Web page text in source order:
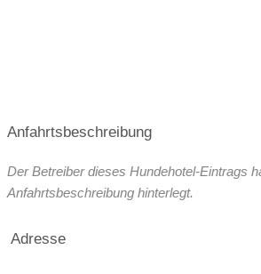
Anfahrtsbeschreibung
Der Betreiber dieses Hundehotel-Eintrags
Anfahrtsbeschreibung hinterlegt.
Adresse